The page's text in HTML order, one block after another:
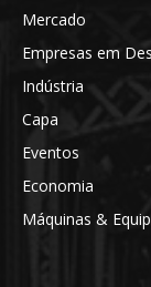
Mercado
Empresas em
Indústria
Capa
Eventos
Economia
Máquinas &